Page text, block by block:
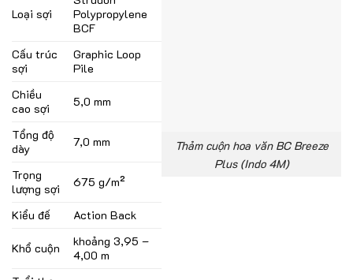
Loại sợi
Polypropylene
BCF
Cấu trúc
sợi
Graphic Loop
Pile
Chiều
cao sợi
5,0 mm
Tổng độ
dày
7,0 mm
Trọng
lượng sợi
675 g/m²
Kiểu đế Action Back
Khổ cuộn
khoảng 3,95 –
4,00 m
Thảm cuộn hoa văn BC Breeze
Plus (Indo 4M)